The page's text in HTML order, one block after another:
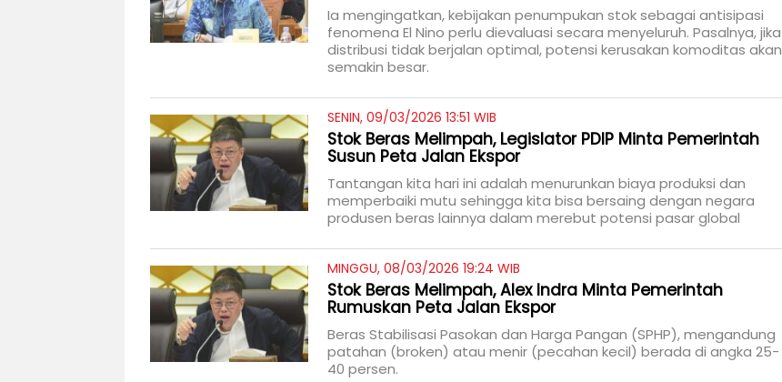
Ia mengingatkan, kebijakan penumpukan stok sebagai antisipasi
fenomena El Nino perlu dievaluasi secara menyeluruh. Pasalnya, jika
distribusi tidak berjalan optimal, potensi kerusakan komoditas akan
semakin besar.
SENIN, 09/03/2026 13:51 WIB
Stok Beras Melimpah, Legislator PDIP Minta Pemerintah
Susun Peta Jalan Ekspor
Tantangan kita hari ini adalah menurunkan biaya produksi dan
memperbaiki mutu sehingga kita bisa bersaing dengan negara
produsen beras lainnya dalam merebut potensi pasar global
MINGGU, 08/03/2026 19:24 WIB
Stok Beras Melimpah, Alex Indra Minta Pemerintah
Rumuskan Peta Jalan Ekspor
Beras Stabilisasi Pasokan dan Harga Pangan (SPHP), mengandung
patahan (broken) atau menir (pecahan kecil) berada di angka 25-
40 persen.